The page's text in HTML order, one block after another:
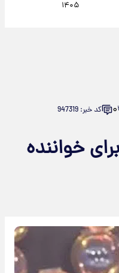
۱۴۰۵
۰ کد خبر: 947319
خواننده